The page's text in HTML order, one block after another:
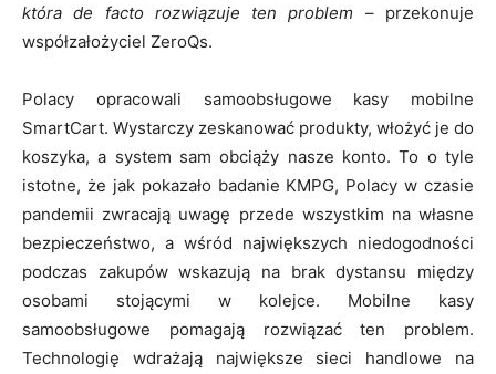
która de facto rozwiązuje ten problem – przekonuje
współzałożyciel ZeroQs.
Polacy opracowali samoobsługowe kasy mobilne
SmartCart. Wystarczy zeskanować produkty, włożyć je do
koszyka, a system sam obciąży nasze konto. To o tyle
istotne, że jak pokazało badanie KMPG, Polacy w czasie
pandemii zwracają uwagę przede wszystkim na własne
bezpieczeństwo, a wśród największych niedogodności
podczas zakupów wskazują na brak dystansu między
osobami stojącymi w kolejce. Mobilne kasy
samoobsługowe pomagają rozwiązać ten problem.
Technologię wdrażają największe sieci handlowe na